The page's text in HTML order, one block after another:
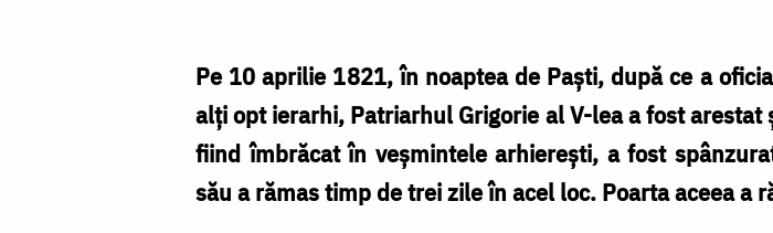
Constantinopolului
Pe 10 aprilie 1821, în noaptea de Paști, după ce a
alți opt ierarhi, Patriarhul Grigorie al V-lea a fost
fiind îmbrăcat în veșmintele arhierești, a fost
său a rămas timp de trei zile în acel loc. Poarta aceea a